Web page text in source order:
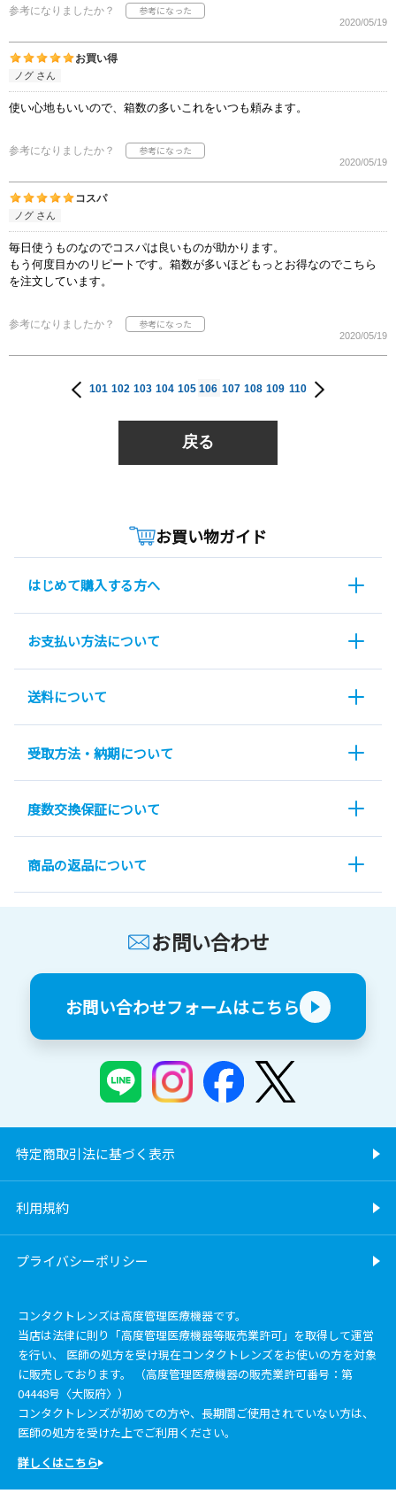
参考になりましたか？
2020/05/19
お買い得
ノグ さん
使い心地もいいので、箱数の多いこれをいつも頼みます。
参考になりましたか？
2020/05/19
コスパ
ノグ さん
毎日使うものなのでコスパは良いものが助かります。
もう何度目かのリピートです。箱数が多いほどもっとお得なのでこちら
を注文しています。
参考になりましたか？
2020/05/19
101 102 103 104 105 106 107 108 109 110
戻る
お買い物ガイド
はじめて購入する方へ
お支払い方法について
送料について
受取方法・納期について
度数交換保証について
商品の返品について
お問い合わせ
お問い合わせフォームはこちら
特定商取引法に基づく表示
利用規約
プライバシーポリシー
コンタクトレンズは高度管理医療機器です。
当店は法律に則り「高度管理医療機器等販売業許可」を取得して運営
を行い、 医師の処方を受け現在コンタクトレンズをお使いの方を対象
に販売しております。 （高度管理医療機器の販売業許可番号：第
04448号〈大阪府〉）
コンタクトレンズが初めての方や、長期間ご使用されていない方は、
医師の処方を受けた上でご利用ください。
詳しくはこちら